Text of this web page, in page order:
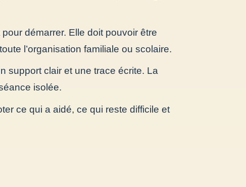
démarrer. Elle doit pouvoir être
l’organisation familiale ou scolaire.
support clair et une trace écrite. La
isolée.
ce qui a aidé, ce qui reste difficile et